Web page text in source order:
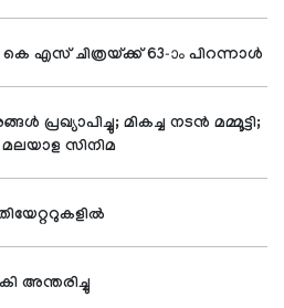
കെ എസ് ചിത്രയ്ക്ക് 63-ാം പിറന്നാള്‍
പ്രഖ്യാപിച്ചു; മികച്ച നടന്‍ മമ്മൂട്ടി;
മലയാള സിനിമ
അന്തരിച്ചു